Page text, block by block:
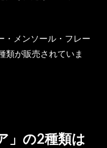
・メンソール・フレー
類が販売されていま
」の2種類は